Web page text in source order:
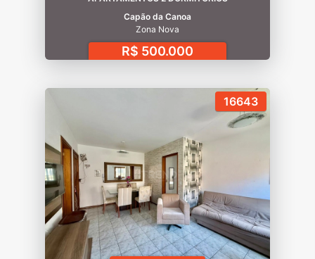
Capão da Canoa
Zona Nova
R$ 500.000
16643